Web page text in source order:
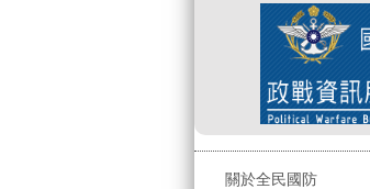
關於全民國防